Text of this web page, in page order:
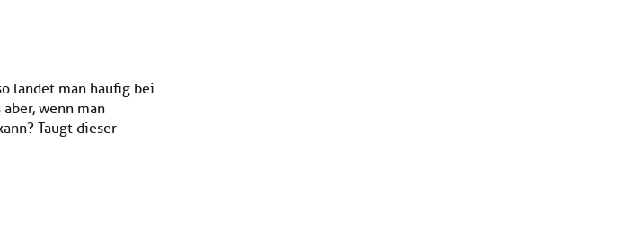
landet man häufig bei
wenn man
Taugt dieser